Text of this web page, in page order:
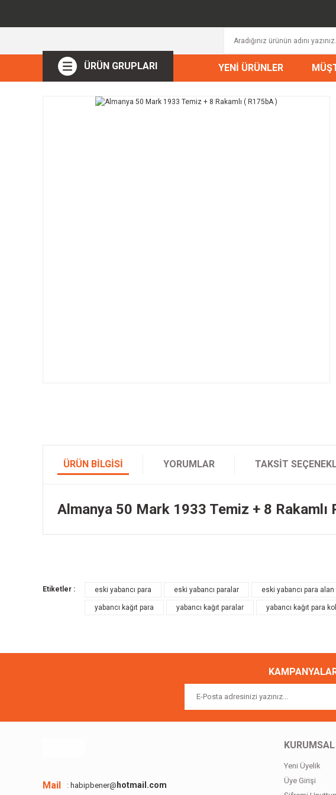
ÜRÜN GRUPLARI YENİ ÜRÜNLER
ÜRÜN BILGISI YORUMLAR TAKSIT
Almanya 50 Mark 1933 Temiz + 8
Ürün resmi kalitesiz, bozuk veya görüntülenemiyor.
Ürün açıklamasında eksik bilgiler bulunuyor.
Etiketler : eski yabancı para eski yabancı paralar eski yabancı para
yabancı kağıt para yabancı kağıt paralar yabancı kağıt para
Mail : habipbener@ hotmail.com
KURUMSAL
Yeni Üyelik
Üye Girişi